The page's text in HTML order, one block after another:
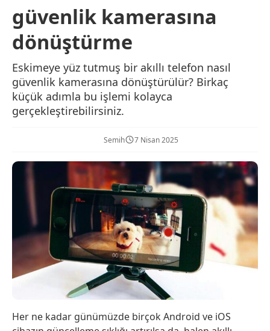
güvenlik kamerasına
dönüştürme
Eskimeye yüz tutmuş bir akıllı telefon nasıl
güvenlik kamerasına dönüştürülür? Birkaç
küçük adımla bu işlemi kolayca
gerçekleştirebilirsiniz.
Semih 7 Nisan 2025
Her ne kadar günümüzde birçok Android ve iOS